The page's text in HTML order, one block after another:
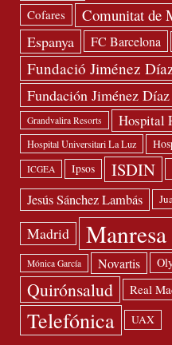
Cofares Comunitat de
Espanya FC Barcelona
Fundació Jiménez
Fundación Jiménez Díaz
Grandvalira Resorts Hospital
Hospital Universitari La Luz
ICGEA Ipsos ISDIN
Jesús Sánchez Lambás
Madrid Manresa
Mónica García Novartis
Quirónsalud Real
Telefónica UAX